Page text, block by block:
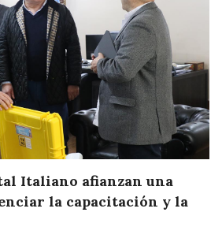
Italiano afianzan una
la capacitación y la